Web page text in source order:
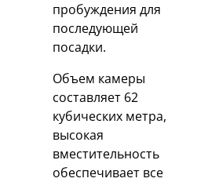
пробуждения для
последующей
посадки.
Объем камеры
составляет 62
кубических метра,
высокая
вместительность
обеспечивает все